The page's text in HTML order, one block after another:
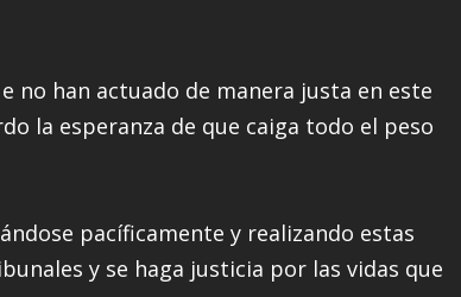
no han actuado de manera justa en este
la esperanza de que caiga todo el peso
pacíficamente y realizando estas
y se haga justicia por las vidas que